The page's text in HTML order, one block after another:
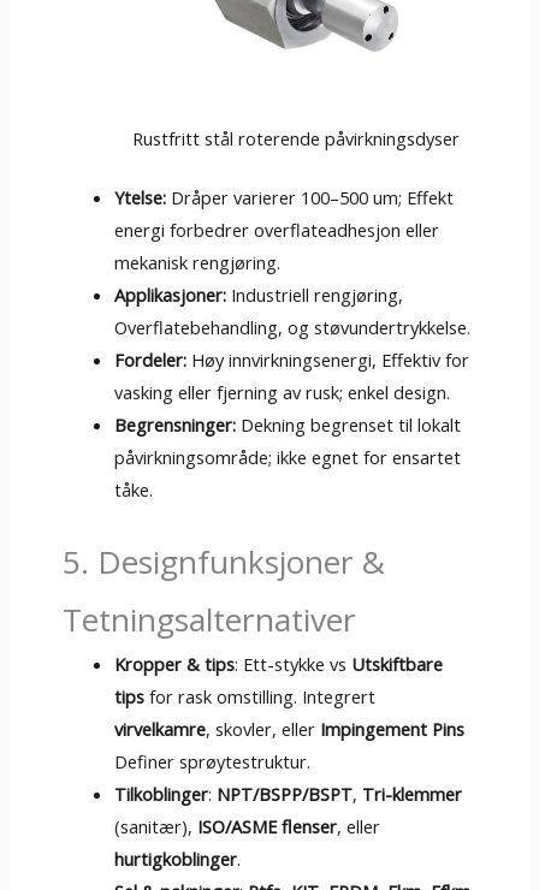
Rustfritt stål roterende påvirkningsdyser
Ytelse: Dråper varierer 100–500 um; Effekt
energi forbedrer overflateadhesjon eller
mekanisk rengjøring.
Applikasjoner: Industriell rengjøring,
Overflatebehandling, og støvundertrykkelse.
Fordeler: Høy innvirkningsenergi, Effektiv for
vasking eller fjerning av rusk; enkel design.
Begrensninger: Dekning begrenset til lokalt
påvirkningsområde; ikke egnet for ensartet
tåke.
5. Designfunksjoner &
Tetningsalternativer
Kropper & tips: Ett-stykke vs Utskiftbare
tips for rask omstilling. Integrert
virvelkamre, skovler, eller Impingement Pins
Definer sprøytestruktur.
Tilkoblinger: NPT/BSPP/BSPT, Tri-klemmer
(sanitær), ISO/ASME flenser, eller
hurtigkoblinger.